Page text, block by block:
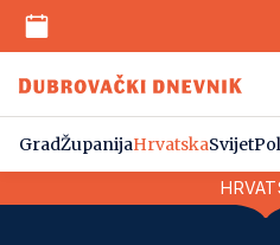
GradŽupanijaHrvatskaSvijet